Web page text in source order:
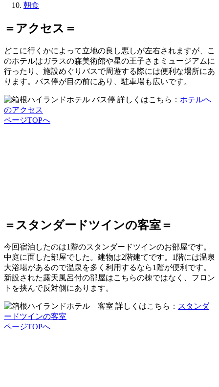
朝食
＝アクセス＝
どこに行くかによって立地の良し悪しが左右されますが、こ
のホテルはガラスの森美術館や星の王子さまミュージアムに
行ったり、施設めぐりバスで周遊する際には便利な場所にあ
ります。バス停が目の前にあり、駐車場も広いです。
詳しくはこちら： ホテルへ
のアクセス
ページTOPへ
＝スタンダードツインの客室＝
今回宿泊したのは1階のスタンダードツインのお部屋です。
中庭に面した部屋でした。建物は2階建てです。1階には温泉
大浴場があるので温泉を多く利用するなら1階が便利です。
新設された露天風呂付の部屋はこちらの棟ではなく、フロン
トを挟んで反対側にあります。
詳しくはこちら： スタンダ
ードツインの客室
ページTOPへ